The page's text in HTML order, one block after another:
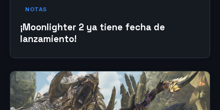
NOTAS
¡Moonlighter 2 ya tiene fecha de
lanzamiento!